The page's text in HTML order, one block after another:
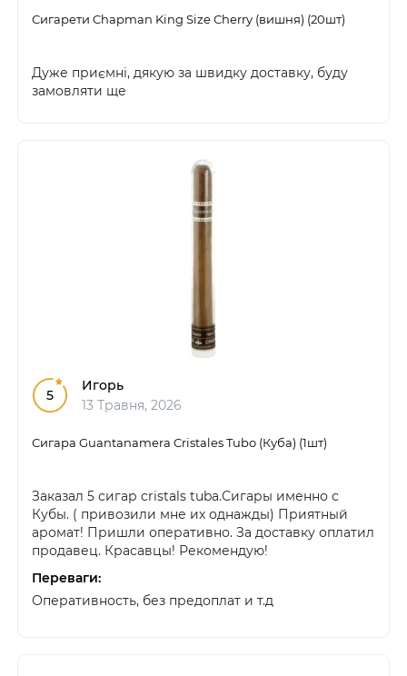
Сигарети Chapman King Size Сherry (вишня) (20шт)
Дуже приємні, дякую за швидку доставку, буду
замовляти ще
5
Игорь
13 Травня, 2026
Сигара Guantanamera Cristales Tubo (Куба) (1шт)
Заказал 5 сигар cristals tuba.Сигары именно с
Кубы. ( привозили мне их однажды) Приятный
аромат! Пришли оперативно. За доставку оплатил
продавец. Красавцы! Рекомендую!
Переваги:
Оперативность, без предоплат и т.д